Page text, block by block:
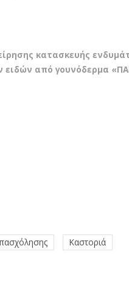
κατασκευής
από γουνόδερμα
Καστοριά